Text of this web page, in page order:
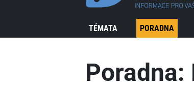
TÉMATA PORADNA